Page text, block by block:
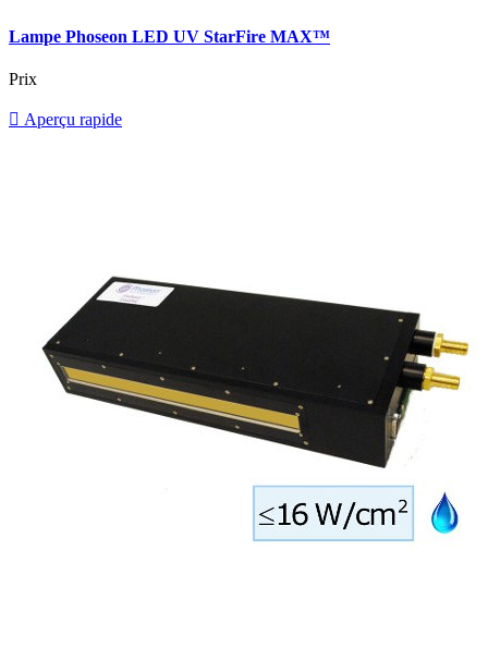
Lampe Phoseon LED UV StarFire MAX™
Prix
 Aperçu rapide